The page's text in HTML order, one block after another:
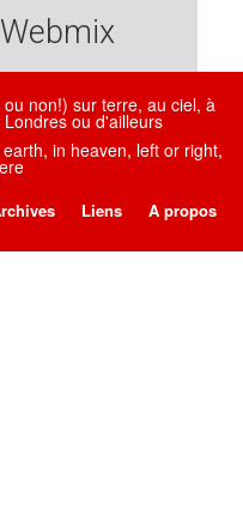
Webmix
non!) sur terre, au ciel, à
ou d'ailleurs
in heaven, left or right,
Liens A propos